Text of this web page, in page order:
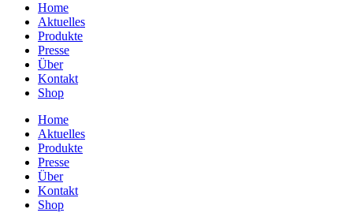
Home
Aktuelles
Produkte
Presse
Über
Kontakt
Shop
Home
Aktuelles
Produkte
Presse
Über
Kontakt
Shop